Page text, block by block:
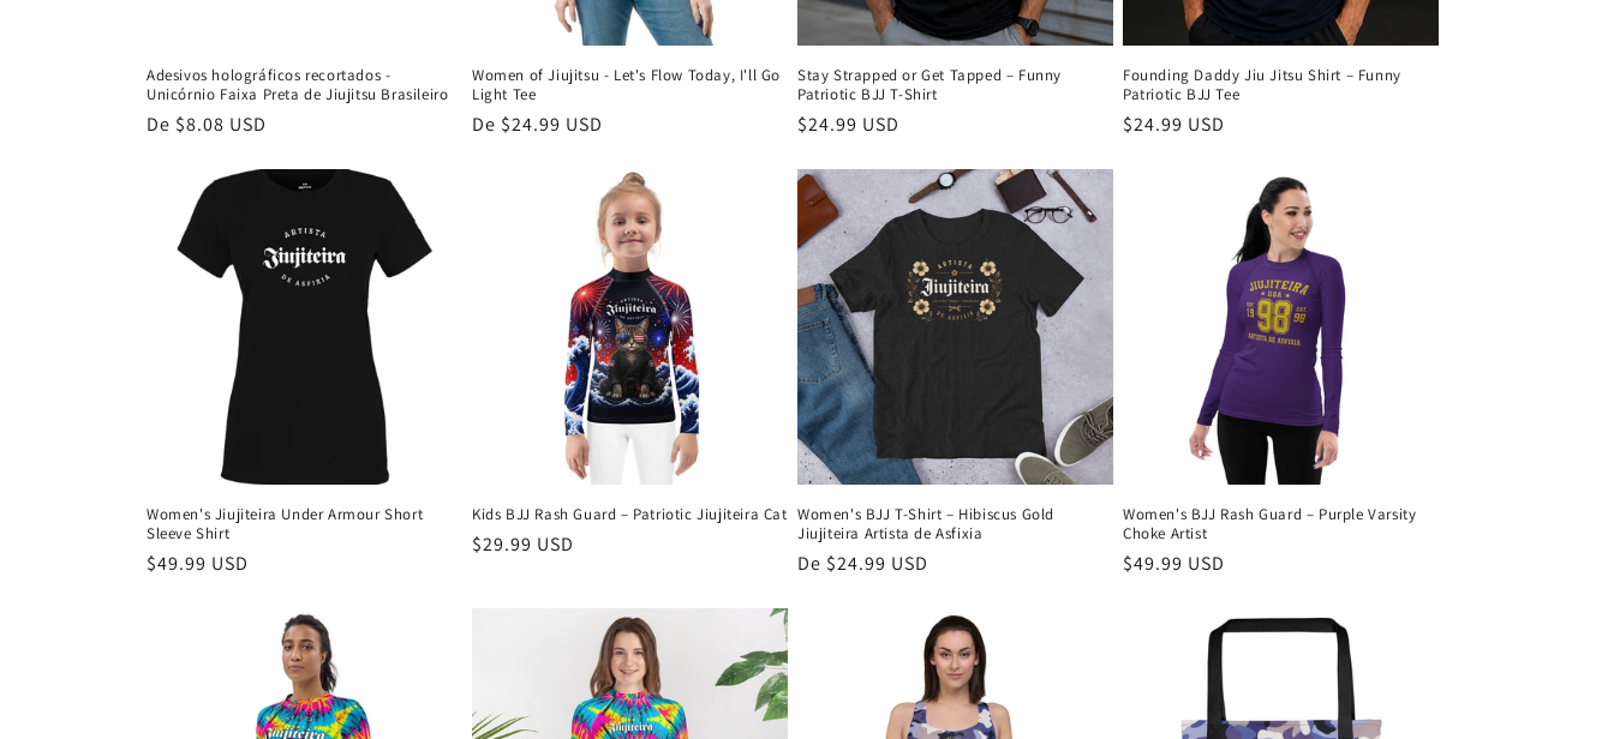
Adesivos holográficos recortados -
Unicórnio Faixa Preta de Jiujitsu Brasileiro
Preço
De $8.08 USD
Women of Jiujitsu - Let's Flow Today, I'll Go
Light Tee
Preço
De $24.99 USD
Stay Strapped or Get Tapped – Funny
Patriotic BJJ T-Shirt
Preço
$24.99 USD
Founding Daddy Jiu Jitsu Shirt – Funny
Patriotic BJJ Tee
Preço
$24.99 USD
Women's Jiujiteira Under Armour Short
Sleeve Shirt
Preço
$49.99 USD
Kids BJJ Rash Guard – Patriotic Jiujiteira Cat
Preço
$29.99 USD
Women's BJJ T-Shirt – Hibiscus Gold
Jiujiteira Artista de Asfixia
Preço
De $24.99 USD
Women's BJJ Rash Guard – Purple Varsity
Choke Artist
Preço
$49.99 USD